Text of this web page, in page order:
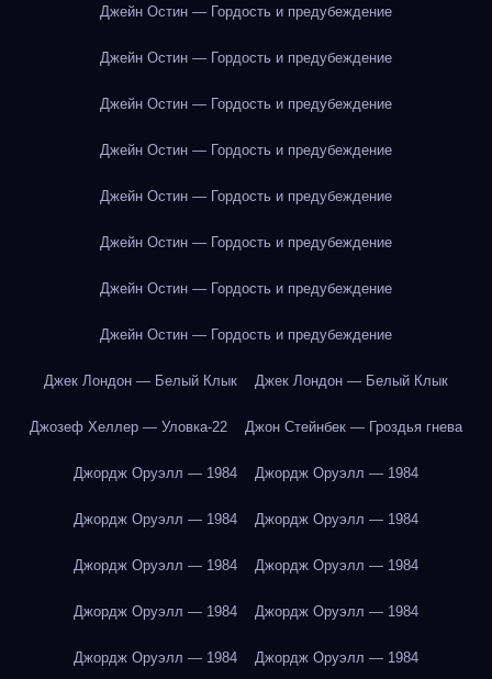
Джейн Остин — Гордость и предубеждение
Джейн Остин — Гордость и предубеждение
Джейн Остин — Гордость и предубеждение
Джейн Остин — Гордость и предубеждение
Джейн Остин — Гордость и предубеждение
Джейн Остин — Гордость и предубеждение
Джейн Остин — Гордость и предубеждение
Джейн Остин — Гордость и предубеждение
Джек Лондон — Белый Клык Джек Лондон — Белый Клык
Джозеф Хеллер — Уловка-22 Джон Стейнбек — Гроздья гнева
Джордж Оруэлл — 1984 Джордж Оруэлл — 1984
Джордж Оруэлл — 1984 Джордж Оруэлл — 1984
Джордж Оруэлл — 1984 Джордж Оруэлл — 1984
Джордж Оруэлл — 1984 Джордж Оруэлл — 1984
Джордж Оруэлл — 1984 Джордж Оруэлл — 1984